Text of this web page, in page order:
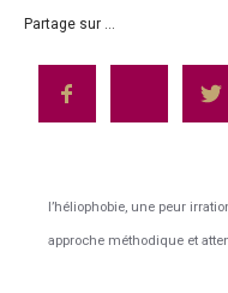
Partage sur ...
l’héliophobie, une peur
approche méthodique et